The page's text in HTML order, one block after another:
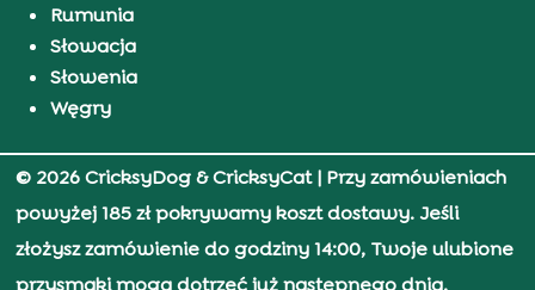
Rumunia
Słowacja
Słowenia
Węgry
© 2026 CricksyDog & CricksyCat| Przy zamówieniach
powyżej 185 zł pokrywamy koszt dostawy. Jeśli
złożysz zamówienie do godziny 14:00, Twoje ulubione
przysmaki mogą dotrzeć już następnego dnia.